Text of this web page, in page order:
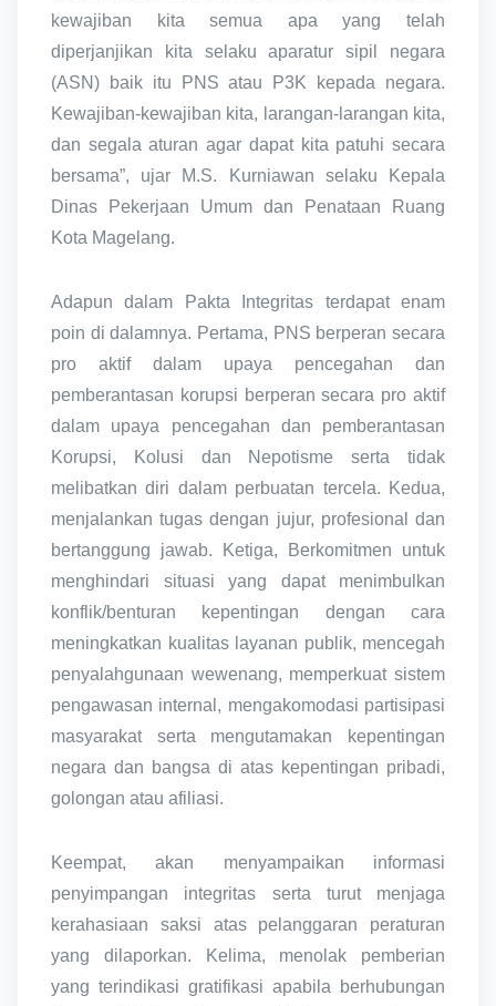
kewajiban kita semua apa yang telah
diperjanjikan kita selaku aparatur sipil negara
(ASN) baik itu PNS atau P3K kepada negara.
Kewajiban-kewajiban kita, larangan-larangan kita,
dan segala aturan agar dapat kita patuhi secara
bersama”, ujar M.S. Kurniawan selaku Kepala
Dinas Pekerjaan Umum dan Penataan Ruang
Kota Magelang.
Adapun dalam Pakta Integritas terdapat enam
poin di dalamnya. Pertama, PNS berperan secara
pro aktif dalam upaya pencegahan dan
pemberantasan korupsi berperan secara pro aktif
dalam upaya pencegahan dan pemberantasan
Korupsi, Kolusi dan Nepotisme serta tidak
melibatkan diri dalam perbuatan tercela. Kedua,
menjalankan tugas dengan jujur, profesional dan
bertanggung jawab. Ketiga, Berkomitmen untuk
menghindari situasi yang dapat menimbulkan
konflik/benturan kepentingan dengan cara
meningkatkan kualitas layanan publik, mencegah
penyalahgunaan wewenang, memperkuat sistem
pengawasan internal, mengakomodasi partisipasi
masyarakat serta mengutamakan kepentingan
negara dan bangsa di atas kepentingan pribadi,
golongan atau afiliasi.
Keempat, akan menyampaikan informasi
penyimpangan integritas serta turut menjaga
kerahasiaan saksi atas pelanggaran peraturan
yang dilaporkan. Kelima, menolak pemberian
yang terindikasi gratifikasi apabila berhubungan